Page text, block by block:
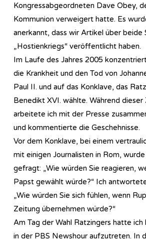
Kongressabgeordneten Dave Obey,
Kommunion verweigert hatte. Es
anerkannt, dass wir Artikel über beide
„Hostienkriegs“ veröffentlicht haben.
Im Laufe des Jahres 2005
die Krankheit und den Tod von
Paul II. und auf das Konklave, das
Benedikt XVI. wählte. Während dieser
arbeitete ich mit der Presse
und kommentierte die Geschehnisse.
Vor dem Konklave, bei einem
mit einigen Journalisten in Rom, wurde
gefragt: „Wie würden Sie reagieren,
Papst gewählt würde?“ Ich
„Wie würden Sie sich fühlen, wenn
Zeitung übernehmen würde?“
Am Tag der Wahl Ratzingers hatte
in der PBS Newshour aufzutreten. In